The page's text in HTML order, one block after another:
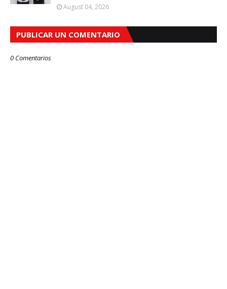
August 04, 2026
PUBLICAR UN COMENTARIO
0 Comentarios